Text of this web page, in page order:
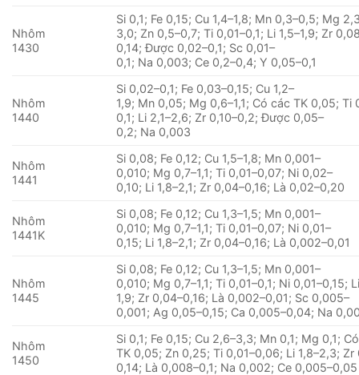
Nhôm
1430
Si 0,1; Fe 0,15; Cu 1,4–1,8; Mn 0,3–0,5; Mg
3,0; Zn 0,5–0,7; Ti 0,01–0,1; Li 1,5–1,9; Zr
0,14; Được 0,02–0,1; Sc 0,01–
0,1; Na 0,003; Ce 0,2–0,4; Y 0,05–0,1
Nhôm
1440
Si 0,02–0,1; Fe 0,03–0,15; Cu 1,2–
1,9; Mn 0,05; Mg 0,6–1,1; Có các TK 0,05; Ti
0,1; Li 2,1–2,6; Zr 0,10–0,2; Được 0,05–
0,2; Na 0,003
Nhôm
1441
Si 0,08; Fe 0,12; Cu 1,5–1,8; Mn 0,001–
0,010; Mg 0,7–1,1; Ti 0,01–0,07; Ni 0,02–
0,10; Li 1,8–2,1; Zr 0,04–0,16; Là 0,02–0,20
Nhôm
1441K
Si 0,08; Fe 0,12; Cu 1,3–1,5; Mn 0,001–
0,010; Mg 0,7–1,1; Ti 0,01–0,07; Ni 0,01–
0,15; Li 1,8–2,1; Zr 0,04–0,16; Là 0,002–0,01
Nhôm
1445
Si 0,08; Fe 0,12; Cu 1,3–1,5; Mn 0,001–
0,010; Mg 0,7–1,1; Ti 0,01–0,1; Ni 0,01–0,15;
1,9; Zr 0,04–0,16; Là 0,002–0,01; Sc 0,005–
0,001; Ag 0,05–0,15; Ca 0,005–0,04; Na
Nhôm
1450
Si 0,1; Fe 0,15; Cu 2,6–3,3; Mn 0,1; Mg 0,1;
TK 0,05; Zn 0,25; Ti 0,01–0,06; Li 1,8–2,3; Zr
0,14; Là 0,008–0,1; Na 0,002; Ce 0,005–0,05